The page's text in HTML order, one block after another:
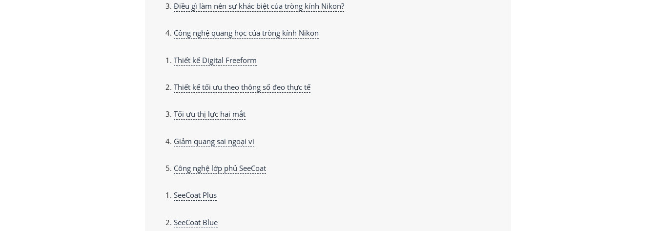
Điều gì làm nên sự khác biệt của tròng kính Nikon?
Công nghệ quang học của tròng kính Nikon
Thiết kế Digital Freeform
Thiết kế tối ưu theo thông số đeo thực tế
Tối ưu thị lực hai mắt
Giảm quang sai ngoại vi
Công nghệ lớp phủ SeeCoat
SeeCoat Plus
SeeCoat Blue